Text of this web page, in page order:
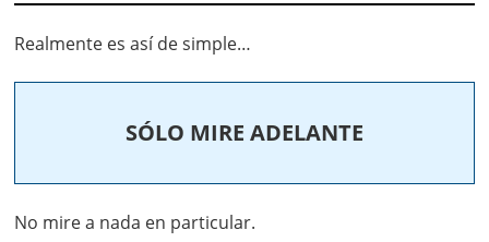
Realmente es así de simple…
SÓLO MIRE ADELANTE
No mire a nada en particular.